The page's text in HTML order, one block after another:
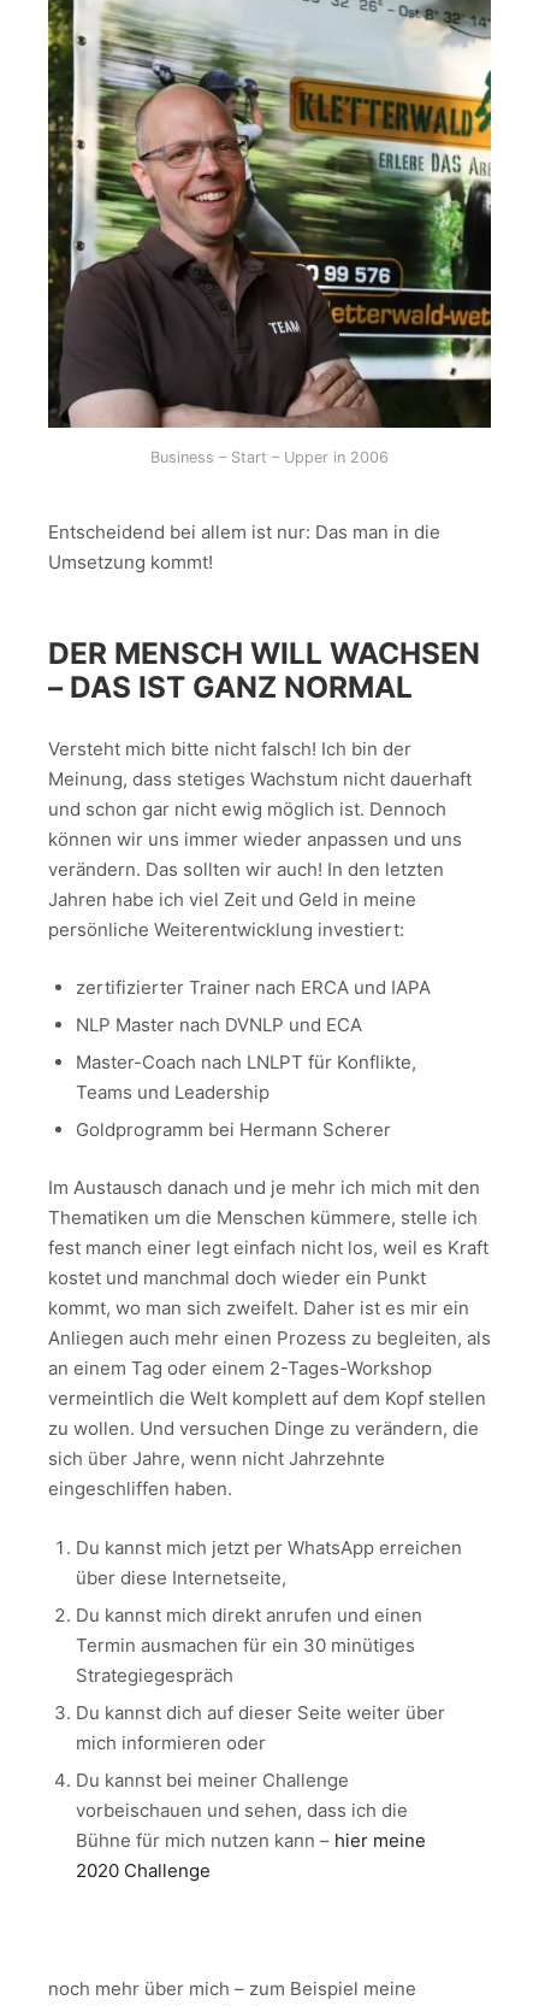
Business – Start – Upper in 2006
Entscheidend bei allem ist nur: Das man in die
Umsetzung kommt!
DER MENSCH WILL WACHSEN
– DAS IST GANZ NORMAL
Versteht mich bitte nicht falsch! Ich bin der
Meinung, dass stetiges Wachstum nicht dauerhaft
und schon gar nicht ewig möglich ist. Dennoch
können wir uns immer wieder anpassen und uns
verändern. Das sollten wir auch! In den letzten
Jahren habe ich viel Zeit und Geld in meine
persönliche Weiterentwicklung investiert:
zertifizierter Trainer nach ERCA und IAPA
NLP Master nach DVNLP und ECA
Master-Coach nach LNLPT für Konflikte,
Teams und Leadership
Goldprogramm bei Hermann Scherer
Im Austausch danach und je mehr ich mich mit den
Thematiken um die Menschen kümmere, stelle ich
fest manch einer legt einfach nicht los, weil es Kraft
kostet und manchmal doch wieder ein Punkt
kommt, wo man sich zweifelt. Daher ist es mir ein
Anliegen auch mehr einen Prozess zu begleiten, als
an einem Tag oder einem 2-Tages-Workshop
vermeintlich die Welt komplett auf dem Kopf stellen
zu wollen. Und versuchen Dinge zu verändern, die
sich über Jahre, wenn nicht Jahrzehnte
eingeschliffen haben.
Du kannst mich jetzt per WhatsApp erreichen
über diese Internetseite,
Du kannst mich direkt anrufen und einen
Termin ausmachen für ein 30 minütiges
Strategiegespräch
Du kannst dich auf dieser Seite weiter über
mich informieren oder
Du kannst bei meiner Challenge
vorbeischauen und sehen, dass ich die
Bühne für mich nutzen kann – hier meine
2020 Challenge
noch mehr über mich – zum Beispiel meine